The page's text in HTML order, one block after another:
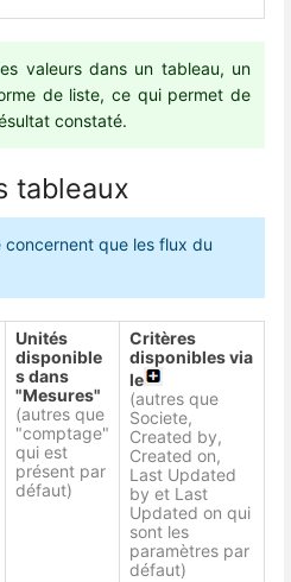
valeurs dans un tableau, un
de liste, ce qui permet de
constaté.
tableaux
que les flux du
Unités
disponible
s dans
"Mesures"
(autres que
"comptage"
qui est
présent par
défaut)
Critères
disponibles via
le
(autres que
Societe,
Created by,
Created on,
Last Updated
by et Last
Updated on qui
sont les
paramètres par
défaut)